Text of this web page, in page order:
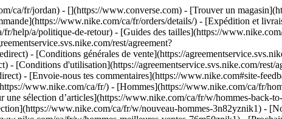
ca/fr/jordan) - [](https://www.converse.com) - [Trouver un
www.nike.com/ca/fr/orders/details/) - [Expédition et
a/politique-de-retour) - [Guides des tailles](https://
rest/agreement?
- [Conditions générales de vente](https://
[Conditions d'utilisation](https://agreementservice.svs.nike.com/rest/
- [Envoie-nous tes commentaires](https://www.nike.com#site-
www.nike.com/ca/fr/) - [Hommes](https://www.nike.com/ca/fr/
sélection d’articles](https://www.nike.com/ca/fr/w/hommes-back-
www.nike.com/ca/fr/w/nouveau-hommes-3n82yznik1) -